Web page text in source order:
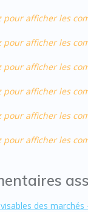
pour afficher les
pour afficher les
pour afficher les
pour afficher les
pour afficher les
pour afficher les
des